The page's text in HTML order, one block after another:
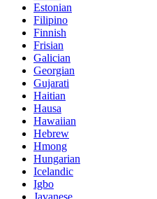
Estonian
Filipino
Finnish
Frisian
Galician
Georgian
Gujarati
Haitian
Hausa
Hawaiian
Hebrew
Hmong
Hungarian
Icelandic
Igbo